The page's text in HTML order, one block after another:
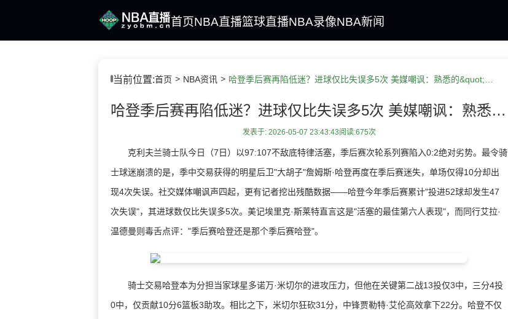
首页NBA直播篮球直播NBA录像NBA新闻
当前位置:首页 NBA资讯
哈登季后赛再陷低迷？进球仅比失误多5次 美媒嘲讽：熟悉的&quot;季后赛哈登&quot;回来了
发表于: 2026-05-07 23:43:43阅读:675次
克利夫兰骑士队今日（7日）以97:107不敌底特律活塞，季后赛次轮系列赛陷入0:2绝对劣势。最令骑
士球迷崩溃的是，季中交易获得的明星后卫"大胡子"詹姆斯·哈登再度在季后赛迷失，单场仅得10分却出
现4次失误。社交媒体嘲讽声四起，更有记者挖出残酷数据——哈登今年季后赛累计"投进52球却发生47
次失误"，其进球数仅比失误多5次。美记埃里克·斯莱特直言这是"活塞的最佳第六人表现"，而同行艾拉·
温德曼则毒舌点评："季后赛哈登还是那个季后赛哈登"。
骑士交易哈登本为分担当家球星多诺万·米切尔的进攻压力，但他在关键第二战13投仅3中，三分4投
0中，仅贡献10分6篮板3助攻。相比之下，米切尔狂砍31分，中锋贾勒特·艾伦高效拿下22分。哈登不仅